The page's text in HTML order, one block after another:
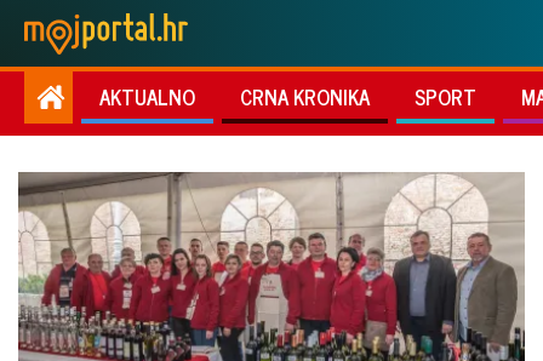
AKTUALNO CRNA KRONIKA SPORT